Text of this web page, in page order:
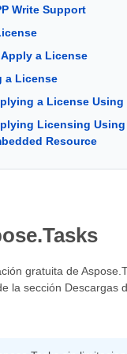
Write Support
a License
a License
a License Using
Licensing Using
Resource
gratuita de
la sección Descargas